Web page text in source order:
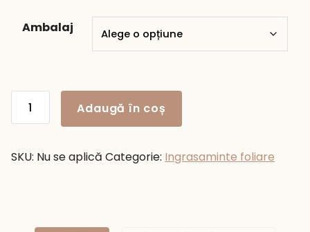
Ambalaj
Cantitate
BOROCAL
Adaugă în coș
SKU: Nu se aplică Categorie: Ingrasaminte foliare